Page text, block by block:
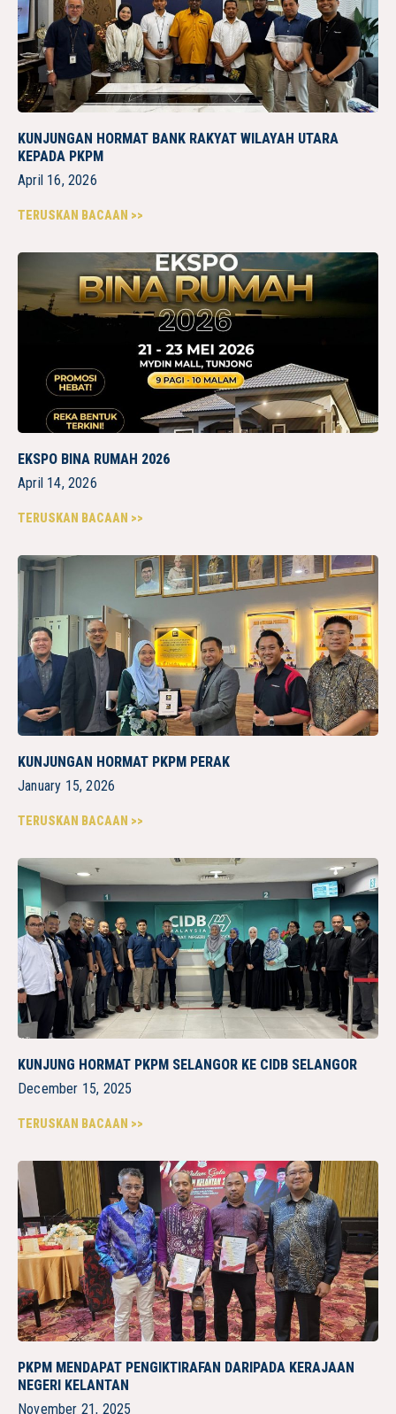
KUNJUNGAN HORMAT BANK RAKYAT WILAYAH UTARA
KEPADA PKPM
April 16, 2026
TERUSKAN BACAAN >>
EKSPO BINA RUMAH 2026
April 14, 2026
TERUSKAN BACAAN >>
KUNJUNGAN HORMAT PKPM PERAK
January 15, 2026
TERUSKAN BACAAN >>
KUNJUNG HORMAT PKPM SELANGOR KE CIDB SELANGOR
December 15, 2025
TERUSKAN BACAAN >>
PKPM MENDAPAT PENGIKTIRAFAN DARIPADA KERAJAAN
NEGERI KELANTAN
November 21, 2025